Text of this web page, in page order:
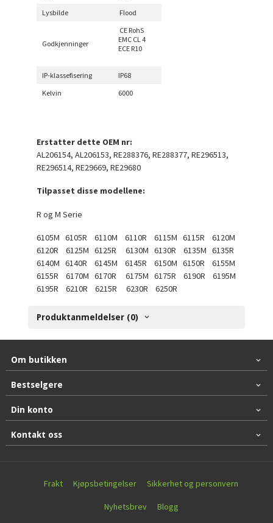
Lysbilde
Flood
Godkjenninger
CE RohS
EMC CL 4
ECE R10
IP-klassefisering
IP68
Kelvin
6000
Erstatter dette OEM nr:
AL206154, AL206153, RE288376, RE288377, RE296513,
RE296514, RE29669, RE29680
Tilpasset disse modellene:
R og M Serie
6105M 6105R 6110M 6110R 6115M 6115R 6120M
6120R 6125M 6125R 6130M 6130R 6135M 6135R
6140M 6140R 6145M 6145R 6150M 6150R 6155M
6155R 6170M 6170R 6175M 6175R 6190R 6195M
6195R 6210R 6215R 6230R 6250R
Produktanmeldelser (0)
Om butikken
Bestselgere
Din konto
Kontakt oss
Frakt Kjøpsbetingelser Sikkerhet og personvern
Nyhetsbrev Blogg